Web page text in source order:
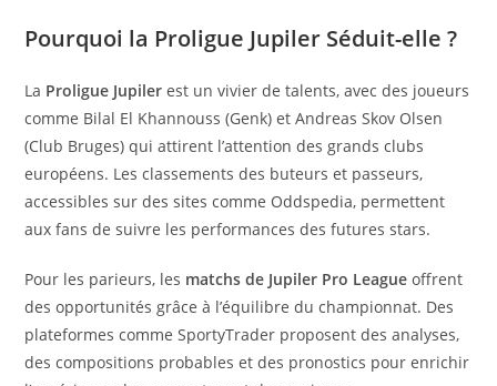
Pourquoi la Proligue Jupiler Séduit-elle ?
La Proligue Jupiler est un vivier de talents, avec des joueurs
comme Bilal El Khannouss (Genk) et Andreas Skov Olsen
(Club Bruges) qui attirent l’attention des grands clubs
européens. Les classements des buteurs et passeurs,
accessibles sur des sites comme Oddspedia, permettent
aux fans de suivre les performances des futures stars.
Pour les parieurs, les matchs de Jupiler Pro League offrent
des opportunités grâce à l’équilibre du championnat. Des
plateformes comme SportyTrader proposent des analyses,
des compositions probables et des pronostics pour enrichir